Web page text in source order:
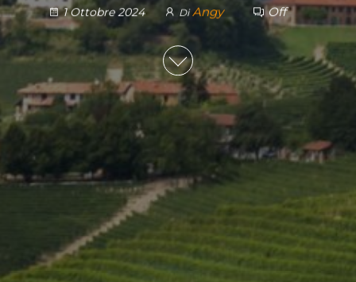
1 Ottobre 2024 Di Angy Off